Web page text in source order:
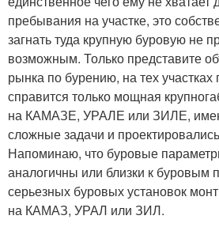
пребывания на участке, это
загнать туда крупную буровую не
возможным. Только представите
рынка по бурению, на тех
справится только мощная
на КАМАЗЕ, УРАЛЕ или ЗИЛЕ,
сложные задачи и
Напоминаю, что буровые
аналогичны или близки к буровым
серьезных буровых установок
на КАМАЗ, УРАЛ или ЗИЛ.